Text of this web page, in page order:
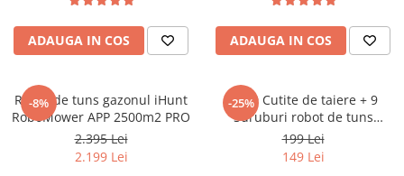
INGRIJIRE PERSONALA
Uscătoare de Păr
Plăci de Îndreptat Părul
SPA
CASA, GRADINA SI BRICOLAJ
Sigurante inteligente
ADAUGA IN COS ADAUGA IN COS
-8%
Robot de tuns gazonul iHunt
RoboMower APP 2500m2 PRO
2.395 Lei
2.199 Lei
-25%
Set 9 Cutite de taiere + 9
Suruburi robot de tuns
gazonul iHunt RoboMower
APP 2500 m2 PRO
199 Lei
149 Lei